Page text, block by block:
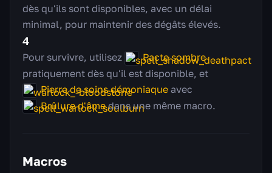
dès qu'ils sont disponibles, avec un délai
minimal, pour maintenir des dégâts élevés.
4
Pour survivre, utilisez
Pacte sombre
pratiquement dès qu'il est disponible, et
Pierre de soins démoniaque avec
Brûlure d'âmedans une même macro.
Macros